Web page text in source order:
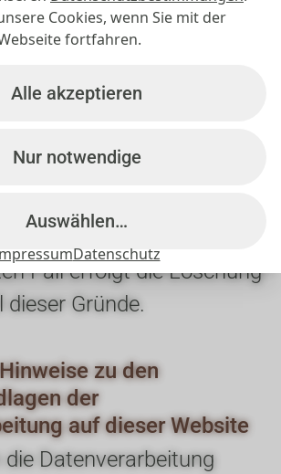
eine Einwilligung zur
widerrufen, werden
zulässigen Gründe für
Daten haben (z. B.
Fall erfolgt die Löschung
Gründe.
zu den
der
auf dieser Website
die Datenverarbeitung
Cookies, wenn Sie mit der
fortfahren.
Nur notwendige
Auswählen…
Alle akzeptieren
Datenschutz